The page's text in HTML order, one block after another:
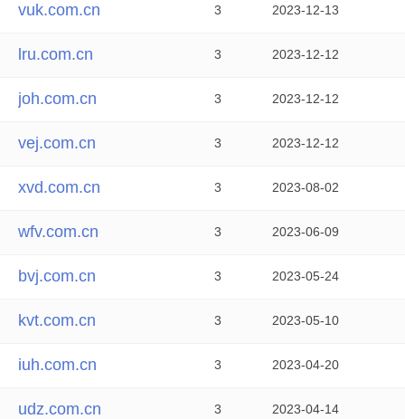
vuk.com.cn 3 2023-12-13
lru.com.cn 3 2023-12-12
joh.com.cn 3 2023-12-12
vej.com.cn 3 2023-12-12
xvd.com.cn 3 2023-08-02
wfv.com.cn 3 2023-06-09
bvj.com.cn 3 2023-05-24
kvt.com.cn 3 2023-05-10
iuh.com.cn 3 2023-04-20
udz.com.cn 3 2023-04-14